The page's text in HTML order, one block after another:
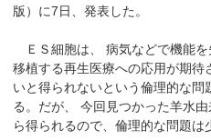
版）に7日、発表した。
ＥＳ細胞は、 病気などで機能
移植する再生医療への応用が期待
いと得られないという倫理的な
る。だが、 今回見つかった羊水
ら得られるので、倫理的な問題は